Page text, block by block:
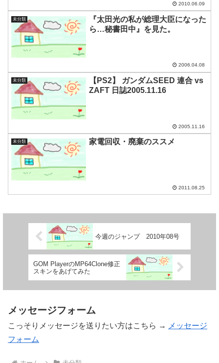
2010.06.09
未分類
『太田光の私が総理大臣になった
ら…秘書田中』を見た。
2006.04.08
未分類
【PS2】 ガンダムSEED 連合 vs
ZAFT 日誌2005.11.16
2005.11.16
未分類 家電回収・廃棄のススメ
2011.08.25
今週のジャンプ 2010年08号
GOM PlayerのMP64Clone修正
スキンをあげてみた
メッセージフォーム
こっそりメッセージを送りたい方はこちら →
メッセージ
フォーム